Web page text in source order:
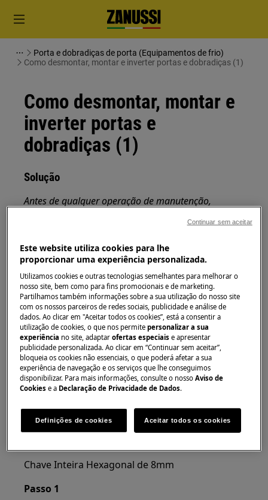
Porta e dobradiças de porta (Equipamentos de frio)
Como desmontar, montar e inverter portas e dobradiças (1)
Como desmontar, montar e
inverter portas e
dobradiças (1)
Solução
Antes de qualquer operação de manutenção,
os aparelhos pesados são necessárias duas pessoas
para movê-los.
Sempre use luvas de segurança e calçados fechados.
Observe que o reparo automático ou não
profissional pode ter consequências de segurança se
não for feito corretamente
Como mudar as dobradiças
FERRAMENTAS:
Chave de parafuso com fenda 6 × 300
Chave Inteira Hexagonal de 8mm
Passo 1
Este website utiliza cookies para lhe
proporcionar uma experiência personalizada.
Utilizamos cookies e outras tecnologias semelhantes para melhorar o
nosso site, bem como para fins promocionais e de marketing.
Partilhamos também informações sobre a sua utilização do nosso site
com os nossos parceiros de redes sociais, publicidade e análise de
dados. Ao clicar em "Aceitar todos os cookies”, está a consentir a
utilização de cookies, o que nos permitepersonalizar a sua
experiência no site, adaptarofertas especiaise apresentar
publicidade personalizada. Ao clicar em “Continuar sem aceitar”,
bloqueia os cookies não essenciais, o que poderá afetar a sua
experiência de navegação e os serviços que lhe conseguimos
disponibilizar. Para mais informações, consulte o nossoAviso de
Cookies e a Declaração de Privacidade de Dados.
Definições de cookies Aceitar todos os cookies
Continuar sem aceitar